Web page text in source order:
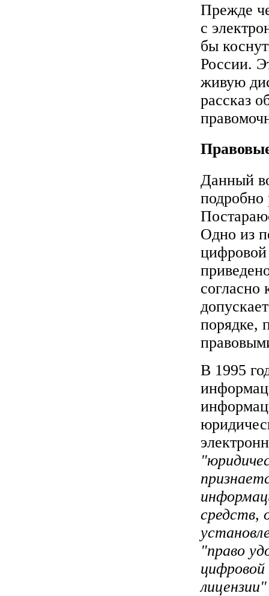
Прежде
с
бы
России.
живую
рассказ
Данный
подробно
Одно из
цифровой
согласно
порядке,
В 1995
средств,
"право
цифровой
лицензии"